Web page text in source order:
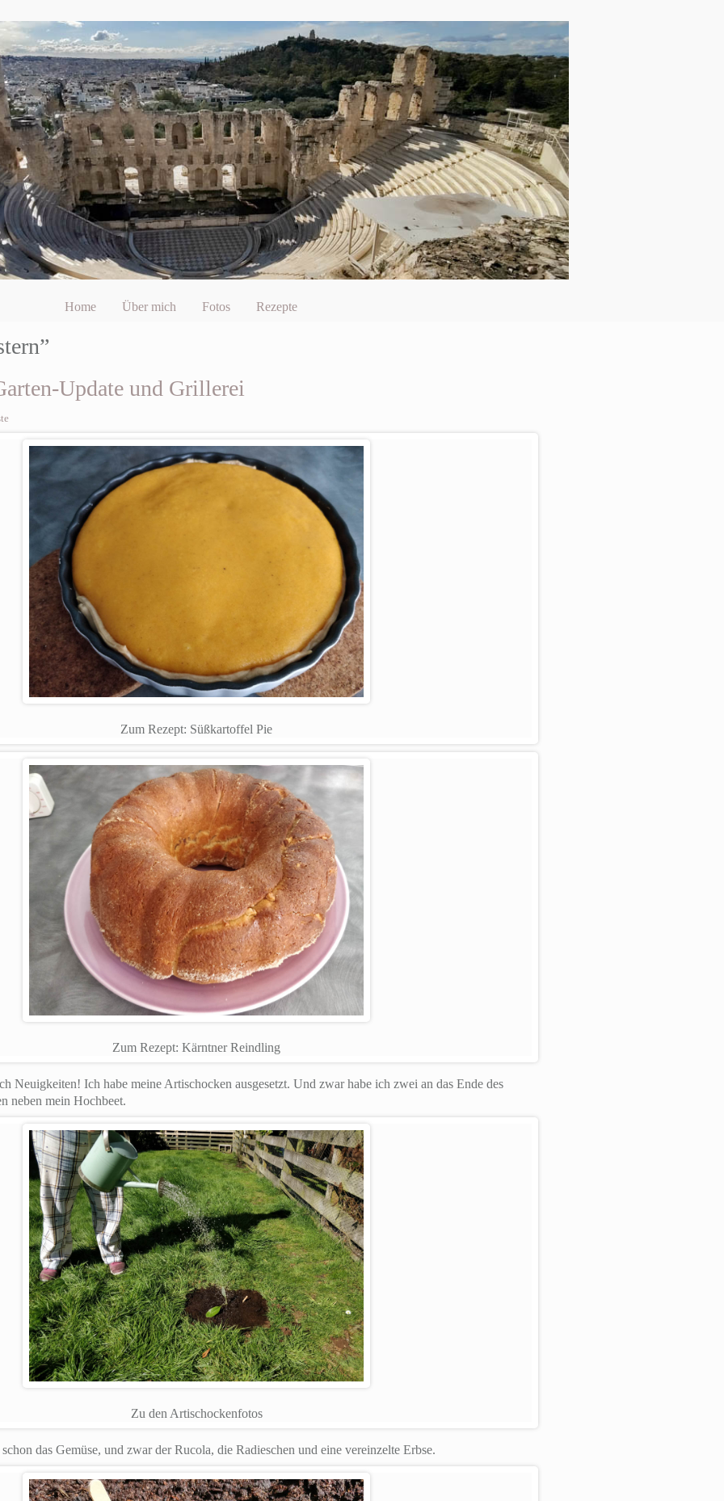
Home Über mich Fotos Rezepte
Update und Grillerei
Zum Rezept: Süßkartoffel Pie
Zum Rezept: Kärntner Reindling
Neuigkeiten! Ich habe meine Artischocken ausgesetzt. Und zwar habe ich zwei an das Ende des
neben mein Hochbeet.
Zu den Artischockenfotos
das Gemüse, und zwar der Rucola, die Radieschen und eine vereinzelte Erbse.